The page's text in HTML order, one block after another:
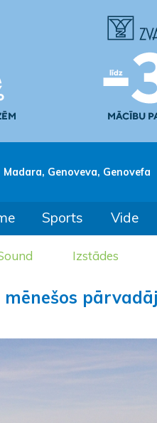
Madara, Genoveva, Genovefa
Sports Vide
Izstādes